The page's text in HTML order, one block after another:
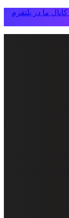
ما در پلتفرم